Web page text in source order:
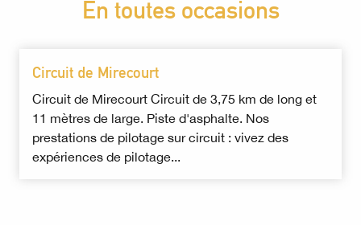
En toutes occasions
Circuit de Mirecourt
Circuit de Mirecourt Circuit de 3,75 km de long et
11 mètres de large. Piste d'asphalte. Nos
prestations de pilotage sur circuit : vivez des
expériences de pilotage...